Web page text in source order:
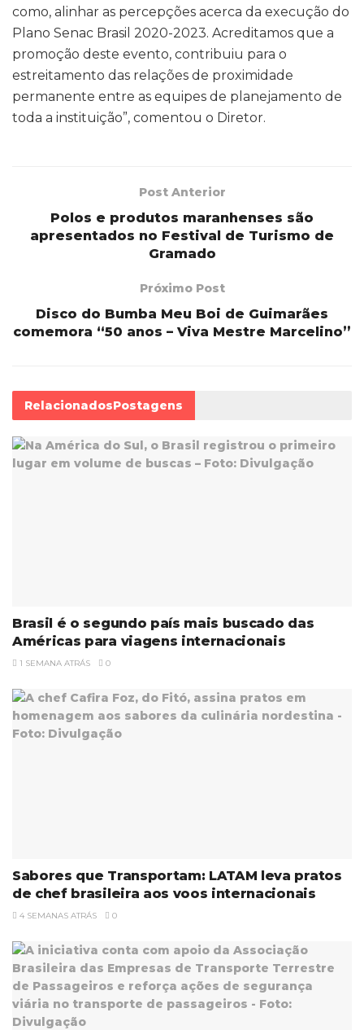
como, alinhar as percepções acerca da execução do
Plano Senac Brasil 2020-2023. Acreditamos que a
promoção deste evento, contribuiu para o
estreitamento das relações de proximidade
permanente entre as equipes de planejamento de
toda a instituição”, comentou o Diretor.
Post Anterior
Polos e produtos maranhenses são
apresentados no Festival de Turismo de
Gramado
Próximo Post
Disco do Bumba Meu Boi de Guimarães
comemora “50 anos – Viva Mestre Marcelino”
RelacionadosPostagens
Brasil é o segundo país mais buscado das
Américas para viagens internacionais
1 SEMANA ATRÁS 0
Sabores que Transportam: LATAM leva pratos
de chef brasileira aos voos internacionais
4 SEMANAS ATRÁS 0